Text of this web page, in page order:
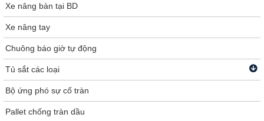
Xe nâng bàn tại BD
Xe nâng tay
Chuông báo giờ tự động
Tủ sắt các loại
Bộ ứng phó sự cố tràn
Pallet chống tràn dầu